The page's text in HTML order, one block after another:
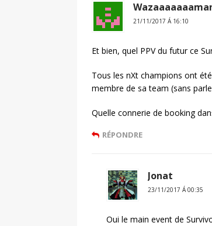
21/11/2017 Á 16:10
Et bien, quel PPV du futur ce
Tous les nXt champions ont
membre de sa team (sans
Quelle connerie de booking
RÉPONDRE
Jonat
23/11/2017 Á 00:35
Oui le main event de